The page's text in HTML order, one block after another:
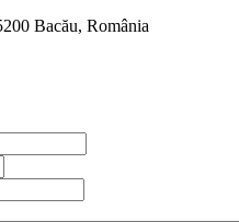
Bacău, România